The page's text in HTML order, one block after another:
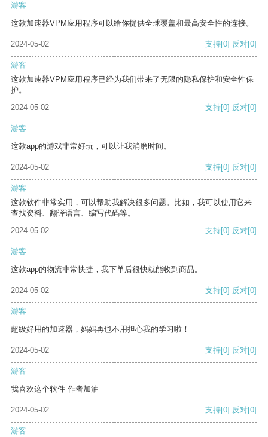
游客
这款加速器VPM应用程序可以给你提供全球覆盖和最高安全性的连接。
2024-05-02 支持[0] 反对[0]
游客
这款加速器VPM应用程序已经为我们带来了无限的隐私保护和安全性保
护。
2024-05-02
支持[0] 反对[0]
游客
这款app的游戏非常好玩，可以让我消磨时间。
2024-05-02 支持[0] 反对[0]
游客
这款软件非常实用，可以帮助我解决很多问题。比如，我可以使用它来
查找资料、翻译语言、编写代码等。
2024-05-02
支持[0] 反对[0]
游客
这款app的物流非常快捷，我下单后很快就能收到商品。
2024-05-02 支持[0] 反对[0]
游客
超级好用的加速器，妈妈再也不用担心我的学习啦！
2024-05-02 支持[0] 反对[0]
游客
我喜欢这个软件 作者加油
2024-05-02 支持[0] 反对[0]
游客